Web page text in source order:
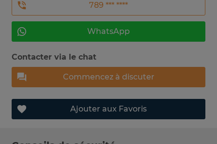
789 *** ****
WhatsApp
Contacter via le chat
Commencez à discuter
Ajouter aux Favoris